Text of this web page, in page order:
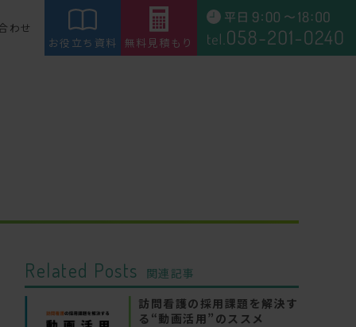
わせ
お役立ち資料 無料見積もり
Related Posts
関連記事
訪問看護の採用課題を解決す
る“動画活用”のススメ